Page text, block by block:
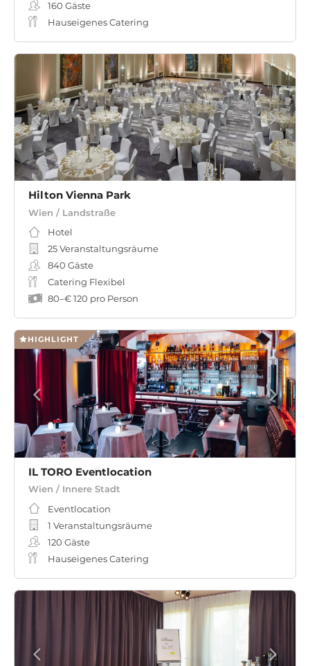
160 Gäste
Hauseigenes Catering
Hilton Vienna Park
Wien / Landstraße
Hotel
25 Veranstaltungsräume
840 Gäste
Catering Flexibel
80–€ 120 pro Person
HIGHLIGHT
IL TORO Eventlocation
Wien / Innere Stadt
Eventlocation
1 Veranstaltungsräume
120 Gäste
Hauseigenes Catering